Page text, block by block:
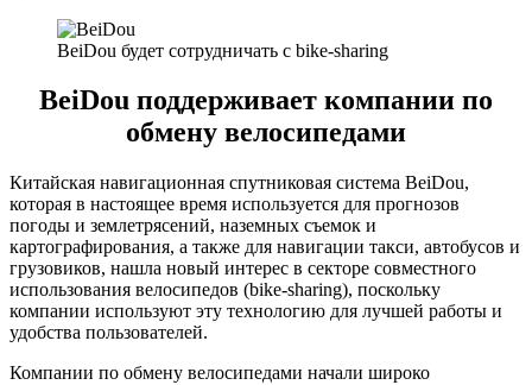
BeiDou будет сотрудничать с bike-sharing
BeiDou поддерживает компании по
обмену велосипедами
Китайская навигационная спутниковая система BeiDou,
которая в настоящее время используется для прогнозов
погоды и землетрясений, наземных съемок и
картографирования, а также для навигации такси, автобусов и
грузовиков, нашла новый интерес в секторе совместного
использования велосипедов (bike-sharing), поскольку
компании используют эту технологию для лучшей работы и
удобства пользователей.
Компании по обмену велосипедами начали широко